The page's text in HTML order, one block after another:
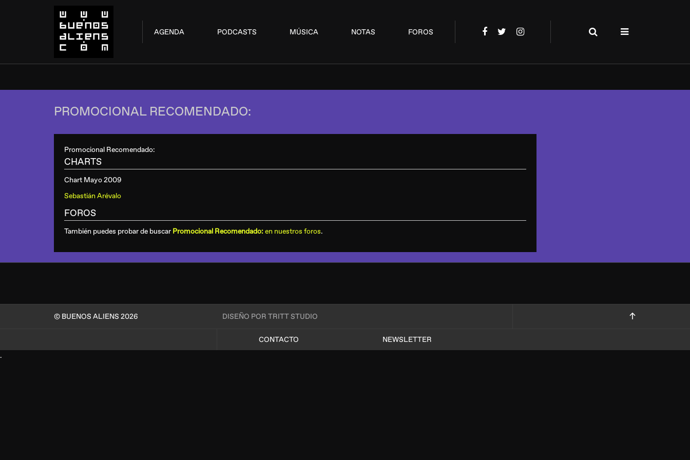
AGENDA PODCASTS MÚSICA NOTAS FOROS
PROMOCIONAL RECOMENDADO:
Promocional Recomendado:
CHARTS
Chart Mayo 2009
Sebastián Arévalo
FOROS
También puedes probar de buscar Promocional Recomendado:en nuestros foros.
© BUENOS ALIENS 2026 DISEÑO POR TRITT STUDIO
CONTACTO
NEWSLETTER
.